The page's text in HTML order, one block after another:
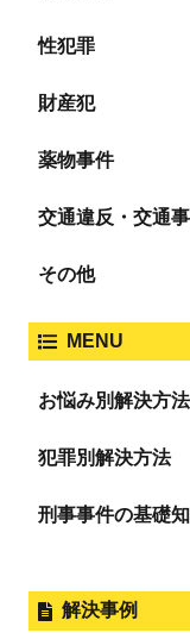
逮捕・
性犯罪
盗撮・
強姦・
淫行・
公然わ
行勧誘
財産犯
詐欺
恐喝
薬物事件
危険ド
交通違反・交通
ひき逃
その他
放火・
MENU
お悩み別解決方法
逮捕の不安や悩み
無実・無罪を証明
犯罪別解決方法
事件別－暴力事件
過失致死・過失傷
性犯罪 TOP
事件別－財産犯
刑事事件の基礎
刑事裁判の概要・
解決事例